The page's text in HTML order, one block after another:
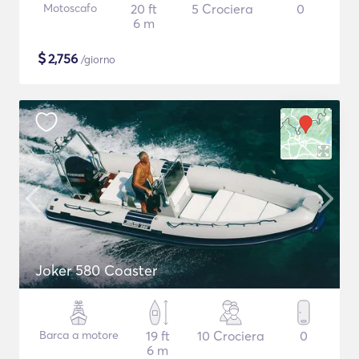
Motoscafo
20 ft
6 m
5 Crociera 0
$2,756 /giorno
Joker 580 Coaster
Barca a motore
19 ft
6 m
10 Crociera 0